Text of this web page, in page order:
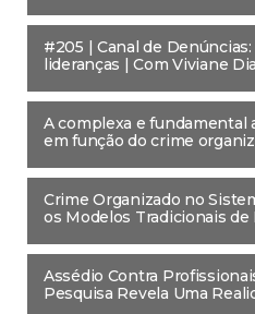
#205 | Canal de
lideranças | Com Viviane
A complexa e fundamental
em função do crime
Crime Organizado no
os Modelos Tradicionais
Assédio Contra
Pesquisa Revela Uma